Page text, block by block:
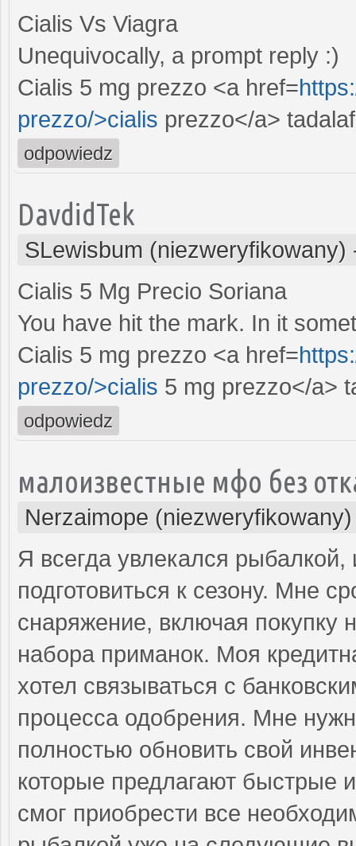
Cialis Vs Viagra
Unequivocally, a prompt reply :)
Cialis 5 mg prezzo <a href=
prezzo/>cialis prezzo</a>
odpowiedz
DavdidTek
SLewisbum (niezweryfikowany)
Cialis 5 Mg Precio Soriana
You have hit the mark. In it
Cialis 5 mg prezzo <a href=
prezzo/>cialis 5 mg prezzo</a>
odpowiedz
малоизвестные мфо без
Nerzaimope (niezweryfikowany)
Я всегда увлекался
подготовиться к сезону. Мне
снаряжение, включая покупку
набора приманок. Моя
хотел связываться с
процесса одобрения. Мне
полностью обновить свой
которые предлагают быстрые
смог приобрести все